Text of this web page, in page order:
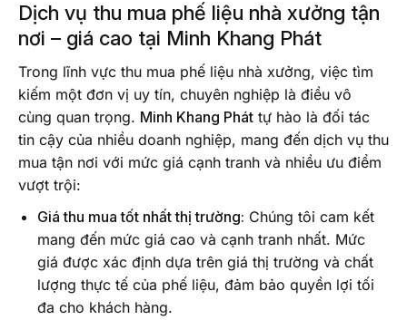
Dịch vụ thu mua phế liệu nhà xưởng tận
nơi – giá cao tại Minh Khang Phát
Trong lĩnh vực thu mua phế liệu nhà xưởng, việc tìm
kiếm một đơn vị uy tín, chuyên nghiệp là điều vô
cùng quan trọng. Minh Khang Phát tự hào là đối tác
tin cậy của nhiều doanh nghiệp, mang đến dịch vụ thu
mua tận nơi với mức giá cạnh tranh và nhiều ưu điểm
vượt trội:
Giá thu mua tốt nhất thị trường: Chúng tôi cam kết
mang đến mức giá cao và cạnh tranh nhất. Mức
giá được xác định dựa trên giá thị trường và chất
lượng thực tế của phế liệu, đảm bảo quyền lợi tối
đa cho khách hàng.